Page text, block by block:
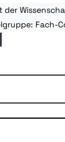
der
Fach-